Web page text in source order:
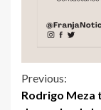
Previous:
Rodrigo Meza